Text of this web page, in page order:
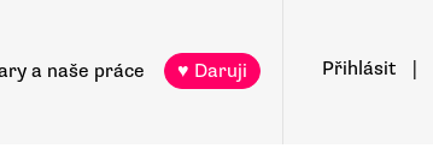
a naše práce ♥ Daruji Přihlásit